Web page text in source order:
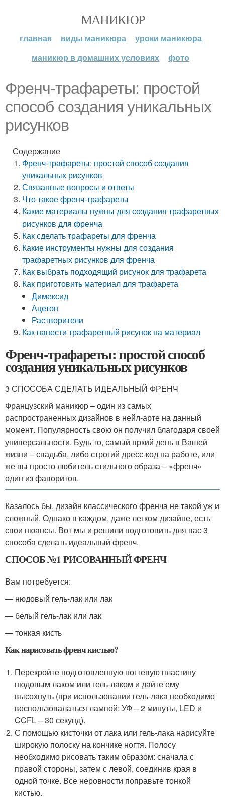
МАНИКЮР
главная виды маникюра
уроки маникюра
маникюр в домашних условиях
фото
Френч-трафареты: простой
способ создания уникальных
рисунков
Содержание
Френч-трафареты: простой способ создания
уникальных рисунков
Связанные вопросы и ответы
Что такое френч-трафареты
Какие материалы нужны для создания трафаретных
рисунков для френча
Как сделать трафареты для френча
Какие инструменты нужны для создания
трафаретных рисунков для френча
Как выбрать подходящий рисунок для трафарета
Как приготовить материал для трафарета
Димексид
Ацетон
Растворители
Как нанести трафаретный рисунок на материал
Френч-трафареты: простой способ
создания уникальных рисунков
3 СПОСОБА СДЕЛАТЬ ИДЕАЛЬНЫЙ ФРЕНЧ
Французский маникюр – один из самых
распространенных дизайнов в нейл-арте на данный
момент. Популярность свою он получил благодаря своей
универсальности. Будь то, самый яркий день в Вашей
жизни – свадьба, либо строгий дресс-код на работе, или
же вы просто любитель стильного образа – «френч»
один из фаворитов.
Казалось бы, дизайн классического френча не такой уж и
сложный. Однако в каждом, даже легком дизайне, есть
свои нюансы. Вот мы и решили подготовить для вас 3
способа сделать идеальный френч.
СПОСОБ №1 РИСОВАННЫЙ ФРЕНЧ
Вам потребуется:
— нюдовый гель-лак или лак
— белый гель-лак или лак
— тонкая кисть
Как нарисовать френч кистью?
Перекройте подготовленную ногтевую пластину
нюдовым лаком или гель-лаком и дайте ему
высохнуть (при использовании гель-лака необходимо
воспользовалаться лампой: УФ – 2 минуты, LED и
CCFL – 30 секунд).
С помощью кисточки от лака или гель-лака нарисуйте
широкую полоску на кончике ногтя. Полосу
необходимо рисовать таким образом: сначала с
правой стороны, затем с левой, соединив края в
одной точке. Все неровности поправьте тонкой
кистью.